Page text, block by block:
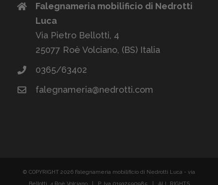
Falegnameria mobilificio di Nedrotti
Luca
Via Pietro Bellotti, 4
25077 Roè Volciano, (BS) Italia
0365/63402
falegnameria@nedrotti.com
© COPYRIGHT 2026 Falegnameria mobilificio di Nedrotti Luca - via